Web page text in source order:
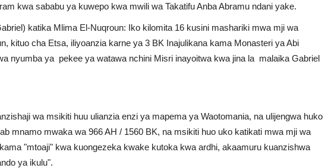
kwa sababu ya kuwepo kwa mwili wa Takatifu Anba Abramu ndani yake.
katika Mlima El-Nuqroun: Iko kilomita 16 kusini mashariki mwa mji wa
kituo cha Etsa, iliyoanzia karne ya 3 BK Inajulikana kama Monasteri ya Abi
nyumba ya pekee ya watawa nchini Misri inayoitwa kwa jina la malaika Gabriel
wa msikiti huu ulianzia enzi ya mapema ya Waotomania, na ulijengwa huko
mnamo mwaka wa 966 AH / 1560 BK, na msikiti huo uko katikati mwa mji wa
"mtoaji" kwa kuongezeka kwake kutoka kwa ardhi, akaamuru kuanzishwa
ya ikulu".